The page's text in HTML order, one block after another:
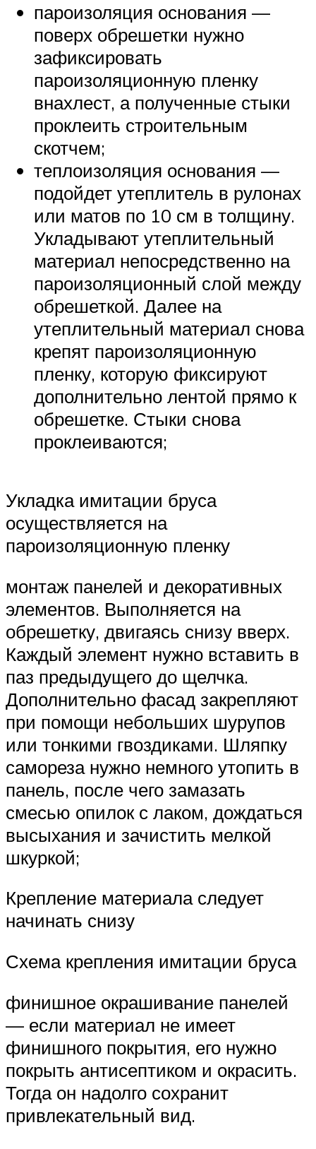
пароизоляция основания —
поверх обрешетки нужно
зафиксировать
пароизоляционную пленку
внахлест, а полученные стыки
проклеить строительным
скотчем;
теплоизоляция основания —
подойдет утеплитель в рулонах
или матов по 10 см в толщину.
Укладывают утеплительный
материал непосредственно на
пароизоляционный слой между
обрешеткой. Далее на
утеплительный материал снова
крепят пароизоляционную
пленку, которую фиксируют
дополнительно лентой прямо к
обрешетке. Стыки снова
проклеиваются;
Укладка имитации бруса
осуществляется на
пароизоляционную пленку
монтаж панелей и декоративных
элементов. Выполняется на
обрешетку, двигаясь снизу вверх.
Каждый элемент нужно вставить в
паз предыдущего до щелчка.
Дополнительно фасад закрепляют
при помощи небольших шурупов
или тонкими гвоздиками. Шляпку
самореза нужно немного утопить в
панель, после чего замазать
смесью опилок с лаком, дождаться
высыхания и зачистить мелкой
шкуркой;
Крепление материала следует
начинать снизу
Схема крепления имитации бруса
финишное окрашивание панелей
— если материал не имеет
финишного покрытия, его нужно
покрыть антисептиком и окрасить.
Тогда он надолго сохранит
привлекательный вид.